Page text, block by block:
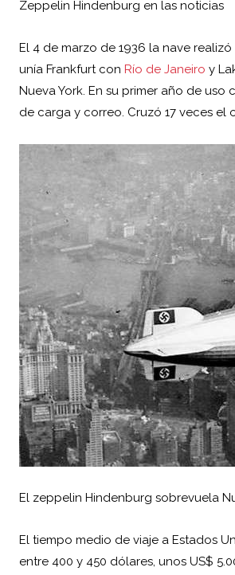
Zeppelin Hindenburg en las noticias
El 4 de marzo de 1936 la nave
unía Frankfurt con Río de Janeiro y
Nueva York. En su primer año de
de carga y correo. Cruzó 17 veces el
El zeppelin Hindenburg sobrevuela
El tiempo medio de viaje a Estados
entre 400 y 450 dólares, unos US$